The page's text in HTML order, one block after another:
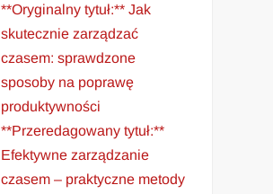
**Oryginalny tytuł:** Jak
skutecznie zarządzać
czasem: sprawdzone
sposoby na poprawę
produktywności
**Przeredagowany tytuł:**
Efektywne zarządzanie
czasem – praktyczne metody